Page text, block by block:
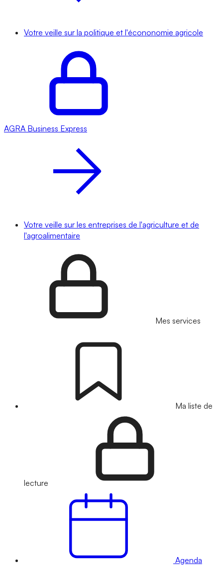
Votre veille sur la politique et l'écononomie agricole
AGRA Business Express
Votre veille sur les entreprises de l'agriculture et de
l'agroalimentaire
Mes services
Ma liste de
lecture
Agenda